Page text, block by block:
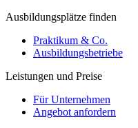
Ausbildungsplätze finden
Praktikum & Co.
Ausbildungsbetriebe
Leistungen und Preise
Für Unternehmen
Angebot anfordern